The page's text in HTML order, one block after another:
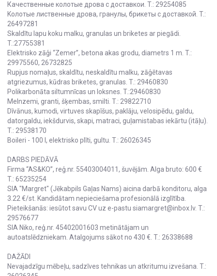
Качественные колотые дрова с доставкои. T.: 29254085
Kолотые лиственные дрова, гранулы, брикеты с доставкой. T.:
26497281
Skaldītu lapu koku malku, granulas un briketes ar piegādi.
T.:27755381
Elektrisko zāģi “Zemer”, betona akas grodu, diametrs 1 m. T.:
29975560, 26732825
Rupjus nomaļus, skaldītu, neskaldītu malku, zāģētavas
atgriezumus, kūdras briketes, granulas. T.: 29460830
Polikarbonāta siltumnīcas un loksnes. T.:29460830
Melnzemi, granti, šķembas, smilti. T.: 29822710
Dīvānus, kumodi, virtuves skapīšus, paklāju, velosipēdu, galdu,
datorgaldu, iekšdurvis, skapi, matraci, guļamistabas iekārtu (itāļu).
T.: 29538170
Boileri - 100 l, elektrisko plīti, gultu. T.: 26026345
DARBS PIEDĀVĀ
Firma “AS&KO”, reģ.nr. 55403004011, šuvējām. Alga bruto: 600 €
T.: 65235254
SIA "Margret" (Jēkabpils Gaļas Nams) aicina darbā konditoru, alga
3.22 €/st. Kandidātam nepieciešama profesionālā izglītība.
Pieteikšanās: iesūtot savu CV uz e-pastu siamargret@inbox.lv. T.:
29576677
SIA Niko, reģ.nr. 45402001603 metinātājam un
autoatslēdzniekam. Atalgojums sākot no 430 €. T.: 26338688
DAŽĀDI
Nevajadzīgu mēbeļu, sadzīves tehnikas un atkritumu izvešana. T.: